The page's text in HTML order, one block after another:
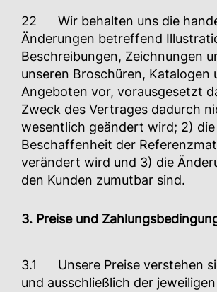
22 Wir behalten uns die
Änderungen betreffend
Beschreibungen, Zeichnungen
unseren Broschüren, Katalogen
Angeboten vor, vorausgesetzt
Zweck des Vertrages dadurch
wesentlich geändert wird; 2) die
Beschaffenheit der
verändert wird und 3) die
den Kunden zumutbar sind.
3. Preise und
3.1 Unsere Preise verstehen
und ausschließlich der jeweiligen